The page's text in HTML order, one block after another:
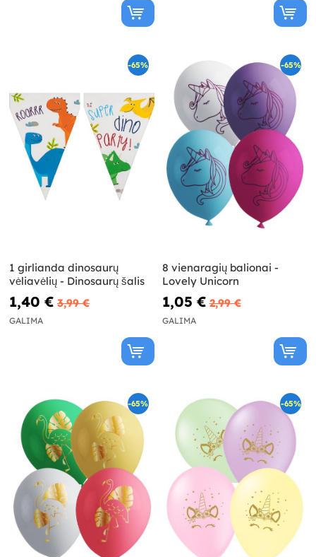
-65%
1 girlianda dinosaurų
vėliavėlių - Dinosaurų šalis
1,40 € 3,99 €
GALIMA
-65%
8 vienaragių balionai -
Lovely Unicorn
1,05 € 2,99 €
GALIMA
-65% -65%